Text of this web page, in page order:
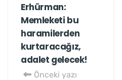
Erhürman:
Memleketi bu
haramilerden
kurtaracağız,
adalet gelecek!
Önceki yazı